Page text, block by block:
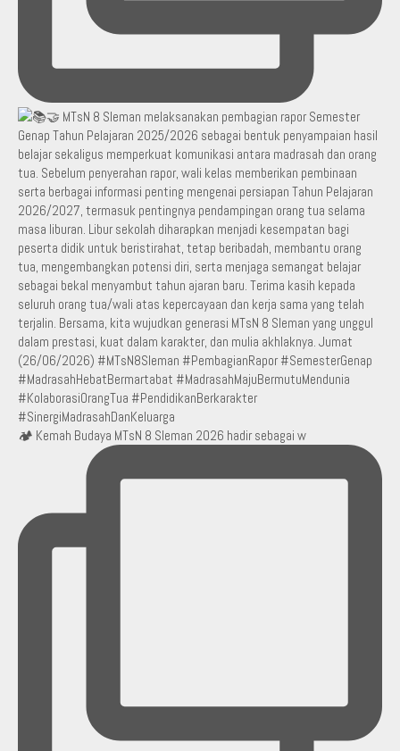
🏕️ Kemah Budaya MTsN 8 Sleman 2026 hadir sebagai w